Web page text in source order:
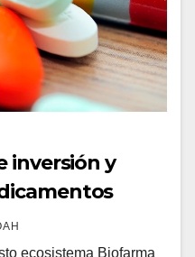
inversión y
ecosistema Biofarma